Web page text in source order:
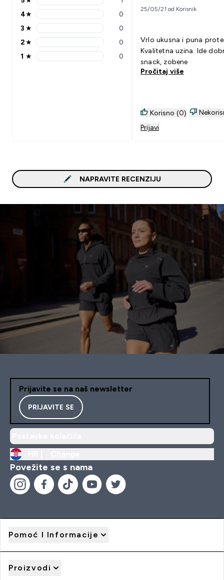
5 stars rating 1 reviews
4 stars rating 0 reviews
4★ 0
3 stars rating 0 reviews
3 ★ 0
2 stars rating 0 reviews
2★ 0
1 stars rating 0 reviews
1 ★ 0
25/05/21 od Korisnik
Vrlo ukusna i puna
Kvalitetna uzina. Ide dobro uz:
snack, zobene
Pročitaj više
Korisno (0)
Prijavi
NAPRAVITE RECENZIJU
Prijavite se na naš newsletter
PRIJAVITE SE
Povežite se s nama
Pomoć I Informacije
Proizvodi